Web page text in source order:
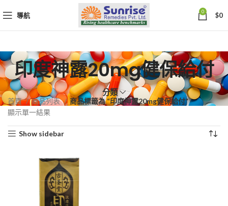
導航 0 $0
印度神露20mg健保給付
分類
首頁 商品列表
商品標籤為 “印度神露20mg健保給付”
顯示單一結果
Show sidebar